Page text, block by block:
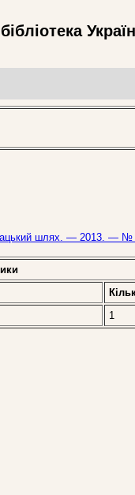
шлях. — 2013. —
1